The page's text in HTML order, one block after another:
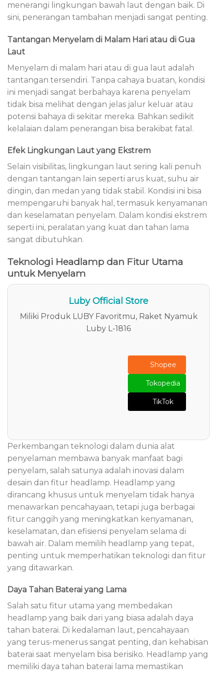
menerangi lingkungan bawah laut dengan baik. Di
sini, penerangan tambahan menjadi sangat penting.
Tantangan Menyelam di Malam Hari atau di Gua
Laut
Menyelam di malam hari atau di gua laut adalah
tantangan tersendiri. Tanpa cahaya buatan, kondisi
ini menjadi sangat berbahaya karena penyelam
tidak bisa melihat dengan jelas jalur keluar atau
potensi bahaya di sekitar mereka. Bahkan sedikit
kelalaian dalam penerangan bisa berakibat fatal.
Efek Lingkungan Laut yang Ekstrem
Selain visibilitas, lingkungan laut sering kali penuh
dengan tantangan lain seperti arus kuat, suhu air
dingin, dan medan yang tidak stabil. Kondisi ini bisa
mempengaruhi banyak hal, termasuk kenyamanan
dan keselamatan penyelam. Dalam kondisi ekstrem
seperti ini, peralatan yang kuat dan tahan lama
sangat dibutuhkan.
Teknologi Headlamp dan Fitur Utama
untuk Menyelam
Luby Official Store
Miliki Produk LUBY Favoritmu, Raket Nyamuk
Luby L-1816
Shopee
Tokopedia
TikTok
Perkembangan teknologi dalam dunia alat
penyelaman membawa banyak manfaat bagi
penyelam, salah satunya adalah inovasi dalam
desain dan fitur headlamp. Headlamp yang
dirancang khusus untuk menyelam tidak hanya
menawarkan pencahayaan, tetapi juga berbagai
fitur canggih yang meningkatkan kenyamanan,
keselamatan, dan efisiensi penyelam selama di
bawah air. Dalam memilih headlamp yang tepat,
penting untuk memperhatikan teknologi dan fitur
yang ditawarkan.
Daya Tahan Baterai yang Lama
Salah satu fitur utama yang membedakan
headlamp yang baik dari yang biasa adalah daya
tahan baterai. Di kedalaman laut, pencahayaan
yang terus-menerus sangat penting, dan kehabisan
baterai saat menyelam bisa berisiko. Headlamp yang
memiliki daya tahan baterai lama memastikan